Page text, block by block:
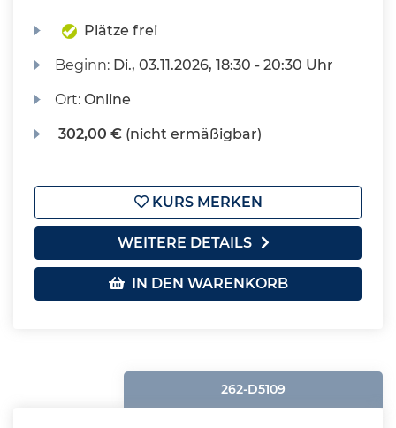
Plätze frei
Beginn: Di., 03.11.2026, 18:30 - 20:30 Uhr
Ort:Online
302,00 € (nicht ermäßigbar)
KURS MERKEN
WEITERE DETAILS
IN DEN WARENKORB
262-D5109